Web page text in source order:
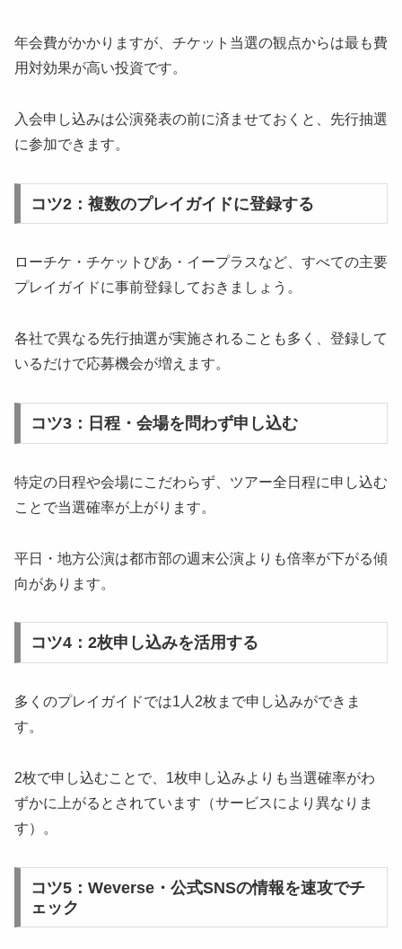
年会費がかかりますが、チケット当選の観点からは最も費
用対効果が高い投資です。
入会申し込みは公演発表の前に済ませておくと、先行抽選
に参加できます。
コツ2：複数のプレイガイドに登録する
ローチケ・チケットぴあ・イープラスなど、すべての主要
プレイガイドに事前登録しておきましょう。
各社で異なる先行抽選が実施されることも多く、登録して
いるだけで応募機会が増えます。
コツ3：日程・会場を問わず申し込む
特定の日程や会場にこだわらず、ツアー全日程に申し込む
ことで当選確率が上がります。
平日・地方公演は都市部の週末公演よりも倍率が下がる傾
向があります。
コツ4：2枚申し込みを活用する
多くのプレイガイドでは1人2枚まで申し込みができま
す。
2枚で申し込むことで、1枚申し込みよりも当選確率がわ
ずかに上がるとされています（サービスにより異なりま
す）。
コツ5：Weverse・公式SNSの情報を速攻でチ
ェック